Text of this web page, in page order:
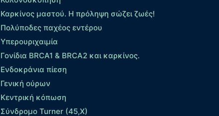
Καρκίνος μαστού. Η πρόληψη σώζει ζωές!
Πολύποδες παχέος εντέρου
Yπερουριχαιμία
Γονίδια BRCA1 & BRCA2 και καρκίνος.
Ενδοκράνια πίεση
Γενική ούρων
Κεντρική κόπωση
Σύνδρομο Turner (45,X)